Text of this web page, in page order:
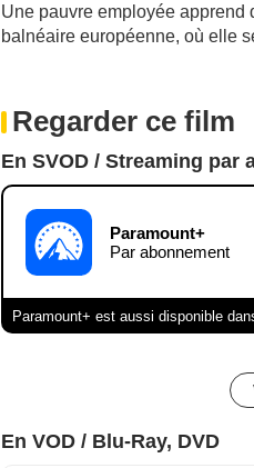
Une pauvre employée apprend
balnéaire européenne, où elle
Regarder ce film
En SVOD / Streaming par
Paramount+
Par abonnement
Paramount+ est aussi disponible
En VOD / Blu-Ray, DVD